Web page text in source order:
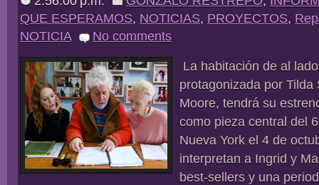
QUE ESPERAMOS, NOTICIAS, PROYECTOS,
NOTICIA
No comments
La habitación de al
protagonizada por Tilda
Moore, tendrá su
como pieza central del
Nueva York el 4 de
interpretan a Ingrid y
best-sellers y una